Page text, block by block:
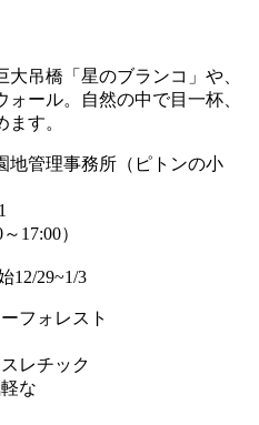
大吊橋「星のブランコ」や、
ール。自然の中で目一杯、
す。
地管理事務所（ピトンの小
17:00）
12/29~1/3
フォレスト
レチック
な